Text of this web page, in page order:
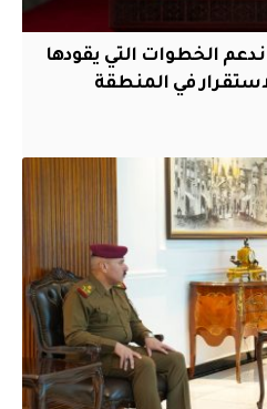
الخطوات التي يقودها
في المنطقة